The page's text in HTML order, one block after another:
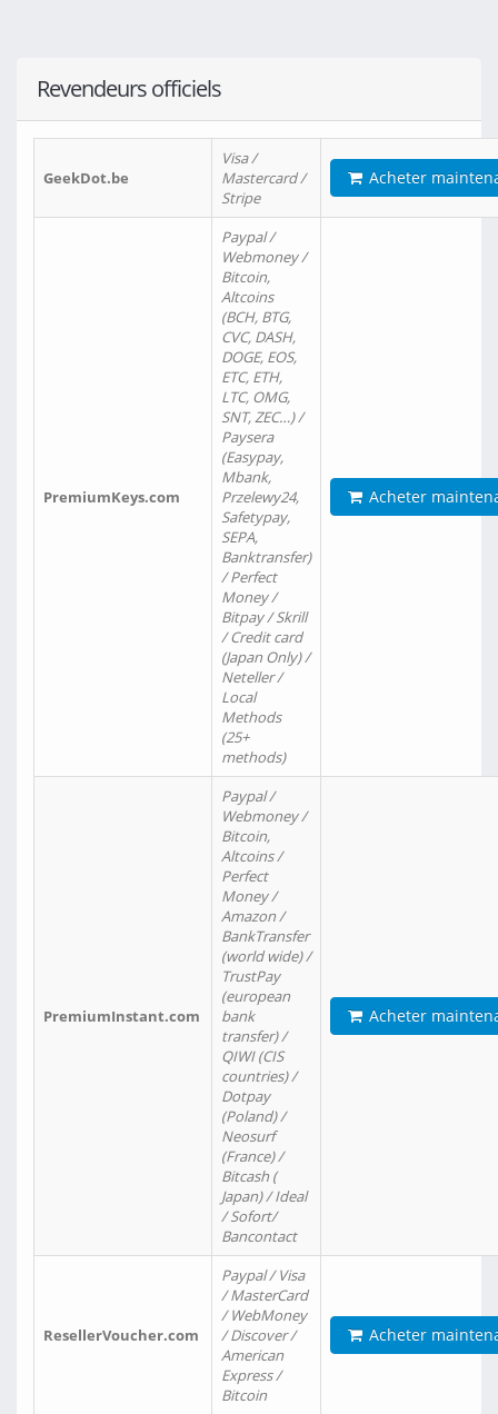
Revendeurs officiels
GeekDot.be
Visa /
Mastercard /
Stripe
Acheter
PremiumKeys.com
Paypal /
Webmoney /
Bitcoin,
Altcoins
(BCH, BTG,
CVC, DASH,
DOGE, EOS,
ETC, ETH,
LTC, OMG,
SNT, ZEC…) /
Paysera
(Easypay,
Mbank,
Przelewy24,
Safetypay,
SEPA,
Banktransfer)
/ Perfect
Money /
Bitpay / Skrill
/ Credit card
(Japan Only) /
Neteller /
Local
Methods
(25+
methods)
Acheter
PremiumInstant.com
Paypal /
Webmoney /
Bitcoin,
Altcoins /
Perfect
Money /
Amazon /
BankTransfer
(world wide) /
TrustPay
(european
bank
transfer) /
QIWI (CIS
countries) /
Dotpay
(Poland) /
Neosurf
(France) /
Bitcash (
Japan) / Ideal
/ Sofort/
Bancontact
Acheter
ResellerVoucher.com
Paypal / Visa
/ MasterCard
/ WebMoney
/ Discover /
American
Express /
Bitcoin
Acheter